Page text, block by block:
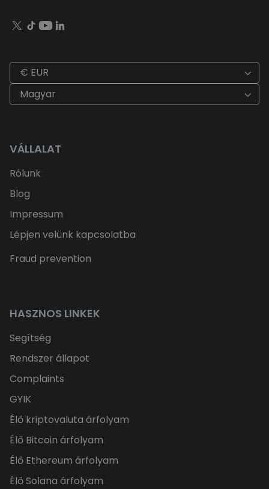
€ EUR
Magyar
VÁLLALAT
Rólunk
Blog
Impressum
Lépjen velünk kapcsolatba
Fraud prevention
HASZNOS LINKEK
Segítség
Rendszer állapot
Complaints
GYIK
Élő kriptovaluta árfolyam
Élő Bitcoin árfolyam
Élő Ethereum árfolyam
Élő Solana árfolyam